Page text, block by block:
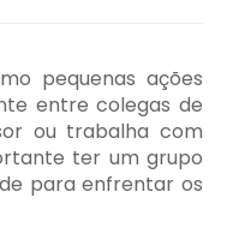
pequenas ações
entre colegas de
ou trabalha com
ter um grupo
para enfrentar os